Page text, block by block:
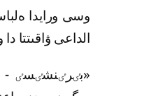
الداعى ۋاقىتتا
«بٸرٸنشٸسٸ -